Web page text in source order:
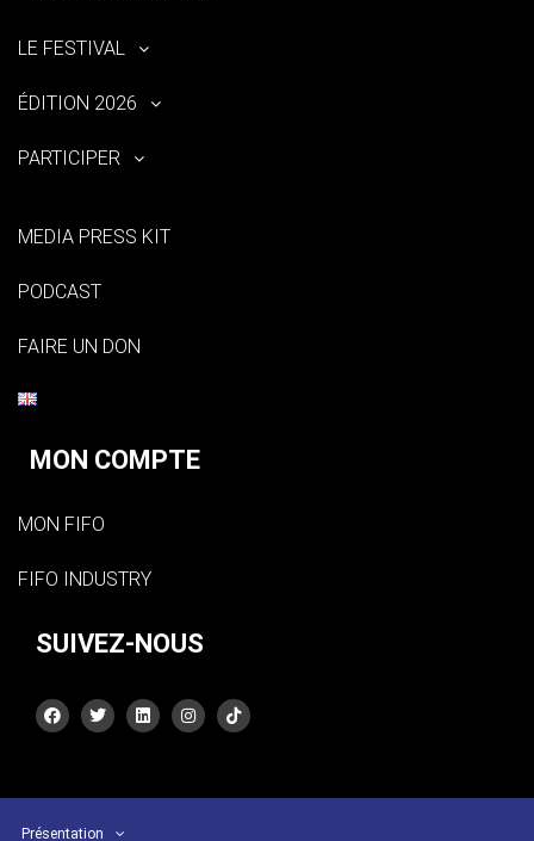
LE FESTIVAL
ÉDITION 2026
PARTICIPER
MEDIA PRESS KIT
PODCAST
FAIRE UN DON
MON COMPTE
MON FIFO
FIFO INDUSTRY
SUIVEZ-NOUS
Présentation